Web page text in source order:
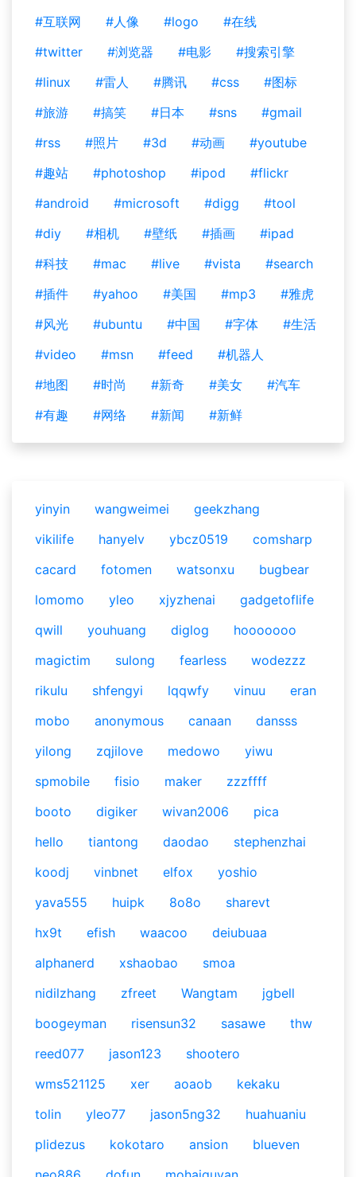
#互联网
#人像 #logo
#在线
#twitter
#浏览器 #电影
#搜索引擎
#linux
#雷人 #腾讯 #css
#图标
#旅游
#搞笑 #日本 #sns
#gmail
#rss
#照片 #3d #动画
#youtube
#趣站
#photoshop #ipod
#flickr
#android
#microsoft #digg
#tool
#diy
#相机 #壁纸 #插画
#ipad
#科技
#mac #live #vista
#search
#插件
#yahoo #美国 #mp3
#雅虎
#风光
#ubuntu #中国 #字体
#生活
#video
#msn #feed
#机器人
#地图
#时尚 #新奇 #美女
#汽车
#有趣
#网络 #新闻 #新鲜
yinyin wangweimei
geekzhang
vikilife
hanyelv ybcz0519
comsharp
cacard
fotomen watsonxu
bugbear
lomomo
yleo xjyzhenai
gadgetoflife
qwill
youhuang diglog
hooooooo
magictim
sulong fearless
wodezzz
rikulu
shfengyi lqqwfy vinuu
eran
mobo
anonymous canaan
dansss
yilong
zqjilove medowo
yiwu
spmobile
fisio maker
zzzffff
booto
digiker wivan2006
pica
hello
tiantong daodao
stephenzhai
koodj
vinbnet elfox
yoshio
yava555
huipk 8o8o
sharevt
hx9t
efish waacoo
deiubuaa
alphanerd
xshaobao
smoa
nidilzhang
zfreet Wangtam
jgbell
boogeyman
risensun32 sasawe
thw
reed077
jason123
shootero
wms521125
xer aoaob
kekaku
tolin
yleo77 jason5ng32
huahuaniu
plidezus
kokotaro ansion
blueven